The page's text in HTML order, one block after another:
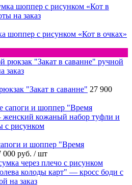
шоппер с рисунком «Кот в очках»
"Закат в саванне" 27 900
и шоппер "Время
000 руб. / шт